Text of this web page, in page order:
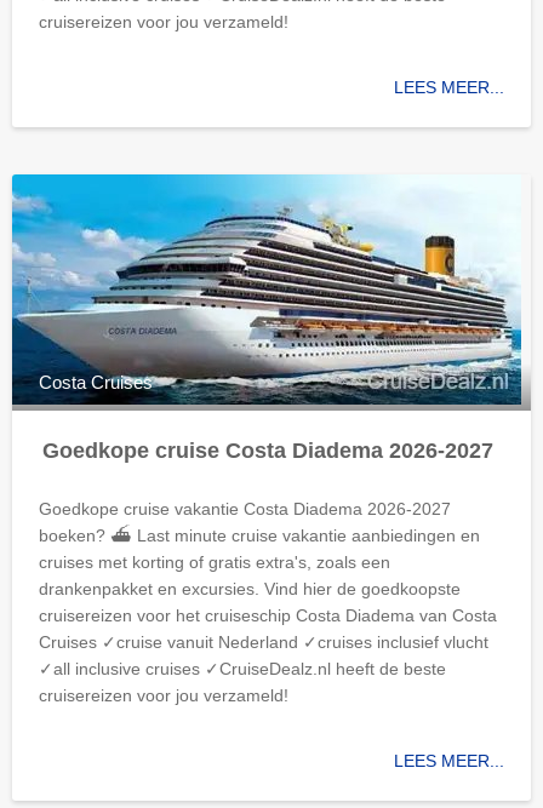
cruisereizen voor jou verzameld!
LEES MEER...
Costa Cruises
Goedkope cruise Costa Diadema 2026-2027
Goedkope cruise vakantie Costa Diadema 2026-2027
boeken? ⛴ Last minute cruise vakantie aanbiedingen en
cruises met korting of gratis extra's, zoals een
drankenpakket en excursies. Vind hier de goedkoopste
cruisereizen voor het cruiseschip Costa Diadema van Costa
Cruises ✓cruise vanuit Nederland ✓cruises inclusief vlucht
✓all inclusive cruises ✓CruiseDealz.nl heeft de beste
cruisereizen voor jou verzameld!
LEES MEER...